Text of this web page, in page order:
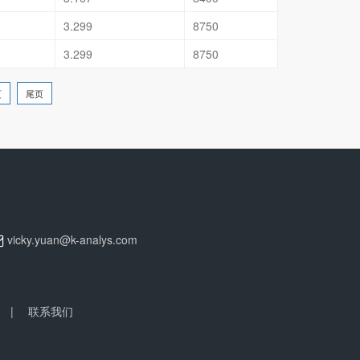
3.299
8750
3.299
8750
尾页
vicky.yuan@k-analys.com
| 联系我们